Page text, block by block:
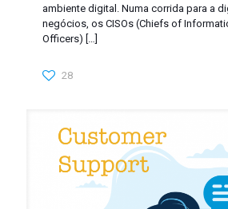
ambiente digital. Numa corrida para a
negócios, os CISOs (Chiefs of
Officers) […]
28